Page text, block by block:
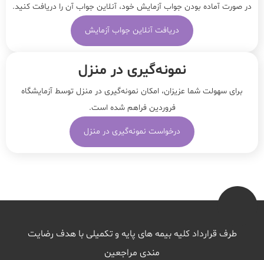
در صورت آماده بودن جواب آزمایش خود، آنلاین جواب‌ آن را دریافت کنید.
دریافت آنلاین جواب آزمایش
نمونه‌‌گیری در منزل
برای سهولت شما عزیزان، امکان نمونه‌گیری در منزل توسط آزمایشگاه
فروردین فراهم شده است.
درخواست نمونه‌گیری در منزل
طرف قرارداد کلیه بیمه های پایه و تکمیلی با هدف رضایت
مندی مراجعین